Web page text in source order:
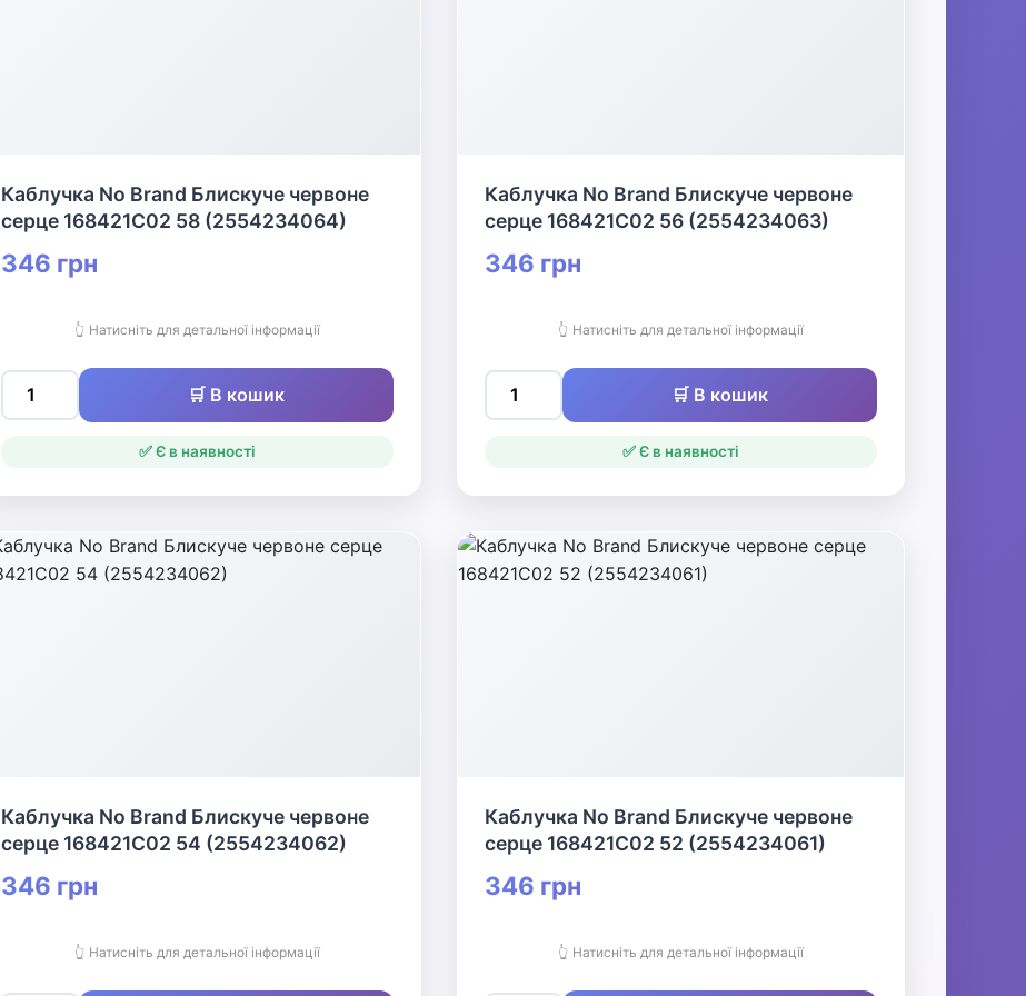
Каблучка No Brand Блискуче червоне
серце 168421C02 58 (2554234064)
346 грн
👆 Натисніть для детальної інформації
🛒 В кошик
✅ Є в наявності
Каблучка No Brand Блискуче червоне
серце 168421C02 56 (2554234063)
346 грн
👆 Натисніть для детальної інформації
🛒 В кошик
✅ Є в наявності
Каблучка No Brand Блискуче червоне
серце 168421C02 54 (2554234062)
346 грн
👆 Натисніть для детальної інформації
Каблучка No Brand Блискуче червоне
серце 168421C02 52 (2554234061)
346 грн
👆 Натисніть для детальної інформації